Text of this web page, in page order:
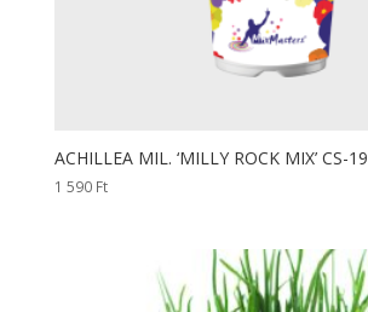
ACHILLEA MIL. ‘MILLY ROCK MIX’ CS-19
1 590 Ft